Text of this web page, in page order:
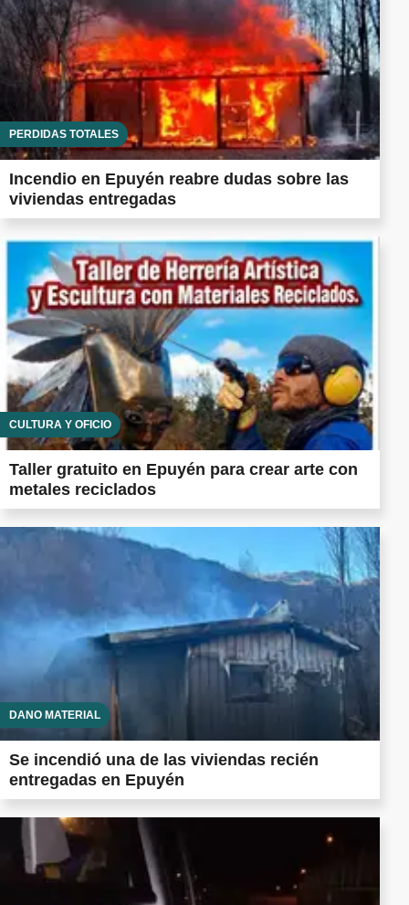
PÉRDIDAS TOTALES
Incendio en Epuyén reabre dudas sobre las
viviendas entregadas
CULTURA Y OFICIO
Taller gratuito en Epuyén para crear arte con
metales reciclados
DAÑO MATERIAL
Se incendió una de las viviendas recién
entregadas en Epuyén